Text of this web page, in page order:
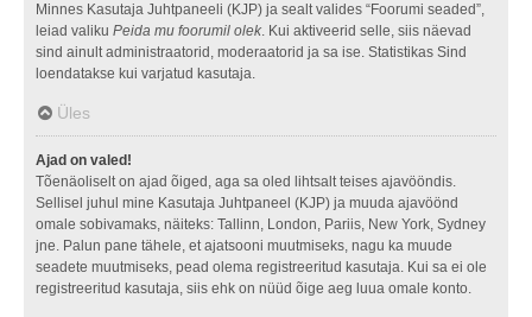
Minnes Kasutaja Juhtpaneeli (KJP) ja sealt valides “Foorumi seaded”,
leiad valiku Peida mu foorumil olek. Kui aktiveerid selle, siis näevad
sind ainult administraatorid, moderaatorid ja sa ise. Statistikas Sind
loendatakse kui varjatud kasutaja.
Üles
Ajad on valed!
Tõenäoliselt on ajad õiged, aga sa oled lihtsalt teises ajavööndis.
Sellisel juhul mine Kasutaja Juhtpaneel (KJP) ja muuda ajavöönd
omale sobivamaks, näiteks: Tallinn, London, Pariis, New York, Sydney
jne. Palun pane tähele, et ajatsooni muutmiseks, nagu ka muude
seadete muutmiseks, pead olema registreeritud kasutaja. Kui sa ei ole
registreeritud kasutaja, siis ehk on nüüd õige aeg luua omale konto.